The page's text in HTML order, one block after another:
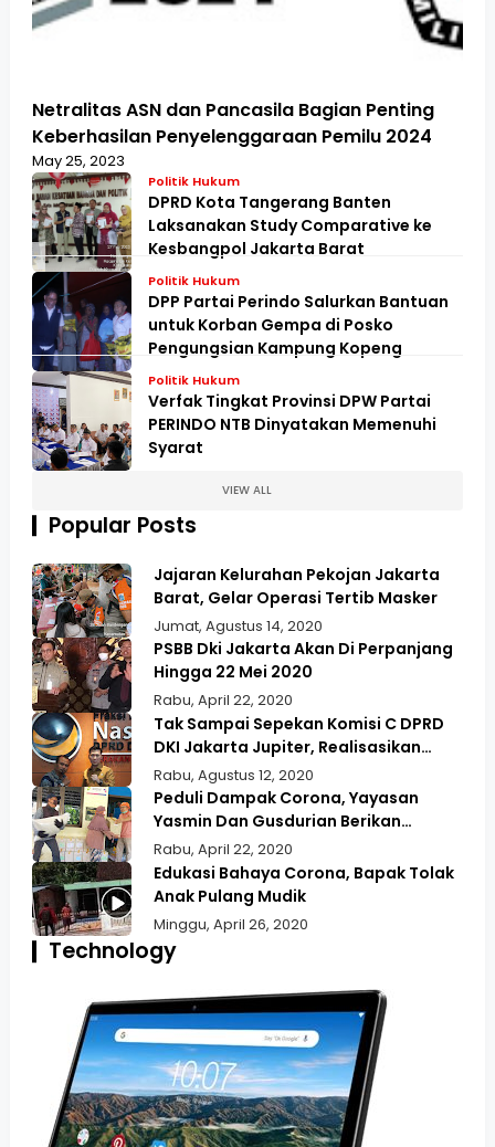
Netralitas ASN dan Pancasila Bagian Penting
Keberhasilan Penyelenggaraan Pemilu 2024
May 25, 2023
Politik Hukum
DPRD Kota Tangerang Banten
Laksanakan Study Comparative ke
Kesbangpol Jakarta Barat
Politik Hukum
DPP Partai Perindo Salurkan Bantuan
untuk Korban Gempa di Posko
Pengungsian Kampung Kopeng
Politik Hukum
Verfak Tingkat Provinsi DPW Partai
PERINDO NTB Dinyatakan Memenuhi
Syarat
VIEW ALL
Popular Posts
Jajaran Kelurahan Pekojan Jakarta
Barat, Gelar Operasi Tertib Masker
Jumat, Agustus 14, 2020
PSBB Dki Jakarta Akan Di Perpanjang
Hingga 22 Mei 2020
Rabu, April 22, 2020
Tak Sampai Sepekan Komisi C DPRD
DKI Jakarta Jupiter, Realisasikan
Aspirasi Masyarakat Duri Kepa Kebun
Jeruk
Rabu, Agustus 12, 2020
Peduli Dampak Corona, Yayasan
Yasmin Dan Gusdurian Berikan
Bansos Untuk Wilayah Pekojan
Rabu, April 22, 2020
Edukasi Bahaya Corona, Bapak Tolak
Anak Pulang Mudik
Minggu, April 26, 2020
Technology